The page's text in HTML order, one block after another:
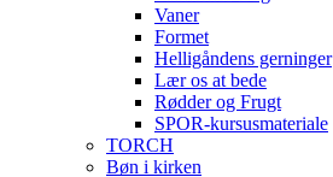
Vaner
Formet
Helligåndens gerninger
Lær os at bede
Rødder og Frugt
SPOR-kursusmateriale
TORCH
Bøn i kirken